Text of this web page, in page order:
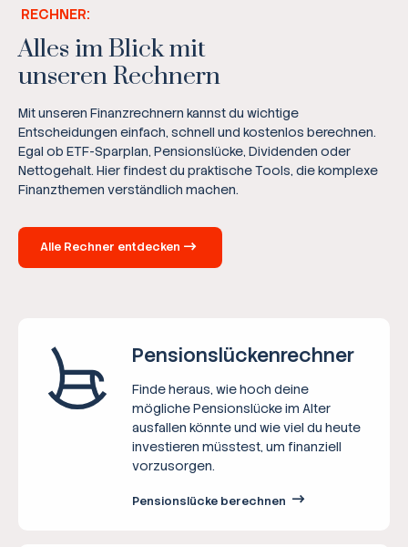
RECHNER:
Alles im Blick mit
unseren Rechnern
Mit unseren Finanzrechnern kannst du wichtige
Entscheidungen einfach, schnell und kostenlos berechnen.
Egal ob ETF-Sparplan, Pensionslücke, Dividenden oder
Nettogehalt. Hier findest du praktische Tools, die komplexe
Finanzthemen verständlich machen.
Alle Rechner entdecken
Pensions­lücken­rechner
Finde heraus, wie hoch deine
mögliche Pensionslücke im Alter
ausfallen könnte und wie viel du heute
investieren müsstest, um finanziell
vorzusorgen.
Pensionslücke berechnen